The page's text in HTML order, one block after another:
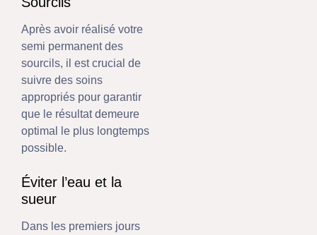
Après avoir réalisé votre
semi permanent des
sourcils, il est crucial de
suivre des soins
appropriés pour garantir
que le résultat demeure
optimal le plus longtemps
possible.
Éviter l’eau et la
sueur
Dans les premiers jours